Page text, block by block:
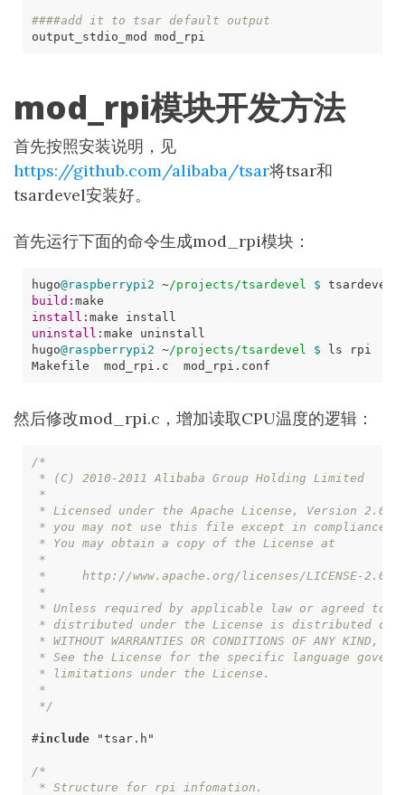
####add it to tsar default output
mod_rpi模块开发方法
首先按照安装说明，见
https://github.com/alibaba/tsar将tsar和
tsardevel安装好。
首先运行下面的命令生成mod_rpi模块：
hugo@raspberrypi2 ~/projects/tsardevel
$
build:
install:
uninstall:
hugo@raspberrypi2 ~/projects/tsardevel $
Makefile
然后修改mod_rpi.c，增加读取CPU温度的逻辑：
* (C) 2010-2011 Alibaba Group Holding Limited
*/
#include "tsar.h"